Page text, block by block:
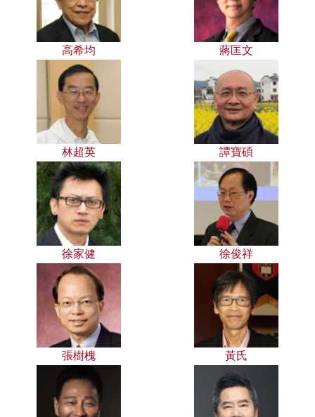
高希均 蔣匡文
林超英 譚寶碩
徐家健 徐俊祥
張樹槐 黃氏